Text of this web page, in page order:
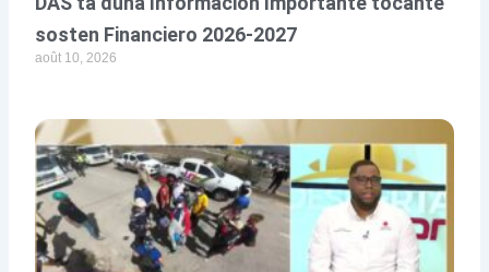
sosten Financiero 2026-2027
août 10, 2026